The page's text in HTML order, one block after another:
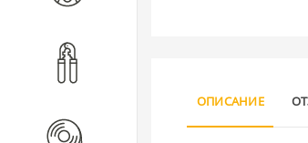
ОПИСАНИЕ